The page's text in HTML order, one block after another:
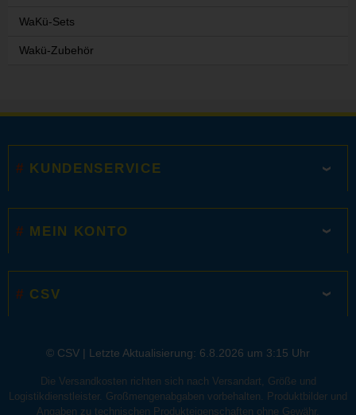
WaKü-Sets
Wakü-Zubehör
KUNDENSERVICE
MEIN KONTO
CSV
© CSV | Letzte Aktualisierung: 6.8.2026 um 3:15 Uhr
Die Versandkosten richten sich nach Versandart, Größe und
Logistikdienstleister. Großmengenabgaben vorbehalten. Produktbilder und
Angaben zu technischen Produkteigenschaften ohne Gewähr.